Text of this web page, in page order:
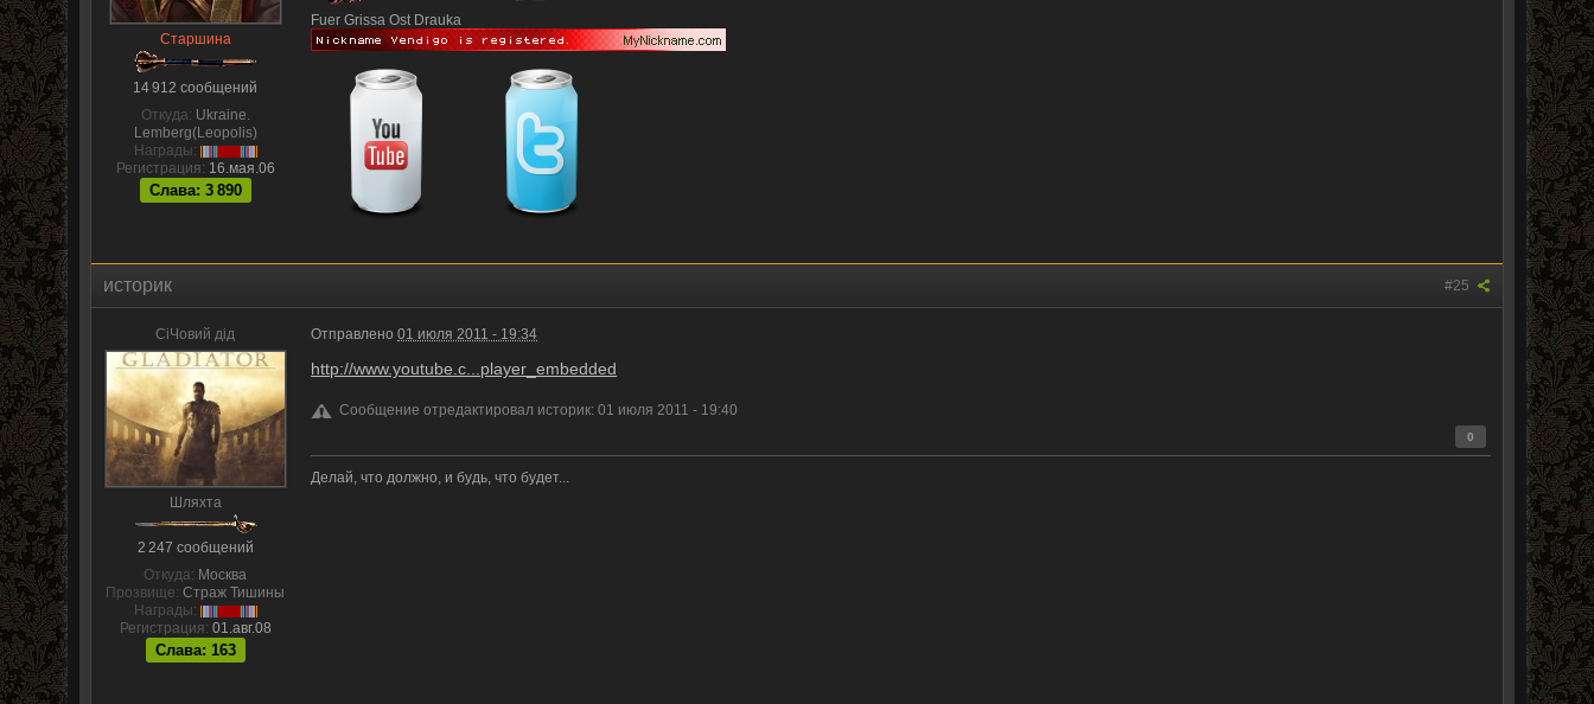
Старшина
14 912 сообщений
Откуда: Ukraine.
Lemberg(Leopolis)
Награды:
Регистрация: 16.мая.06
Слава: 3 890
Fuer Grissa Ost Drauka
#25
историк
CiЧовий дiд
Шляхта
2 247 сообщений
Откуда: Москва
Прозвище: Страж Тишины
Награды:
Регистрация: 01.авг.08
Слава: 163
Отправлено01 июля 2011 - 19:34
http://www.youtube.c...player_embedded
Сообщение отредактировал историк: 01 июля 2011 - 19:40
0
Делай, что должно, и будь, что будет...